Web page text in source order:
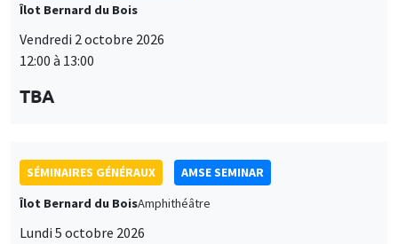
Îlot Bernard du Bois
Vendredi 2 octobre 2026
12:00 à 13:00
TBA
SÉMINAIRES GÉNÉRAUX
AMSE SEMINAR
Îlot Bernard du BoisAmphithéâtre
Lundi 5 octobre 2026